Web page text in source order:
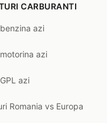
CARBURANTI
azi
azi
azi
Romania vs Europa